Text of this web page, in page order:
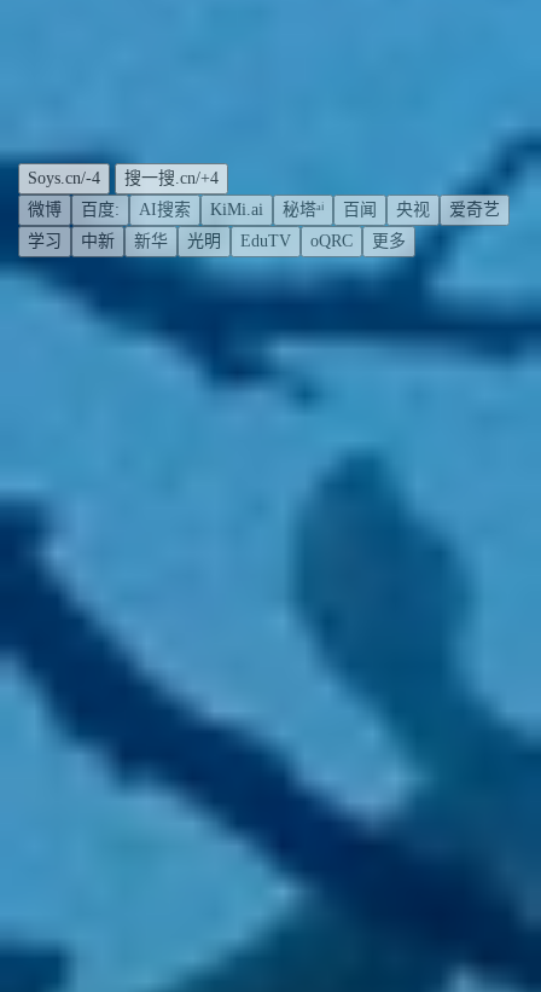
微博 百度: AI搜索 KiMi.ai 秘塔ᵃⁱ 百闻 央视
爱奇艺
学习
中新 新华 光明 EduTV oQRC 更多